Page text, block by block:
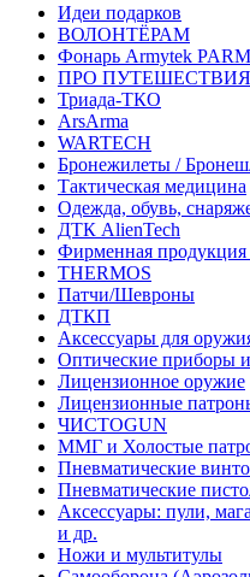
Идеи подарков
ВОЛОНТЁРАМ
Фонарь Armytek
ПРО ПУТЕШЕСТВИЯ
Триада-ТКО
ArsArma
WARTECH
Бронежилеты /
Тактическая медицина
Одежда, обувь,
ДТК AlienTech
Фирменная
THERMOS
Патчи/Шевроны
ДТКП
Аксессуары для
Оптические приборы
Лицензионное оружие
Лицензионные
ЧИСТОGUN
ММГ и Холостые
Пневматические
Пневматические
Аксессуары: пули,
и др.
Ножи и мультитулы